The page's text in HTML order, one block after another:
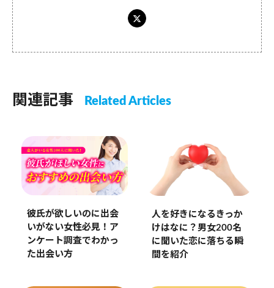
関連記事 Related Articles
彼氏が欲しいのに出会
いがない女性必見！ア
ンケート調査でわかっ
た出会い方
人を好きになるきっか
けはなに？男女200名
に聞いた恋に落ちる瞬
間を紹介